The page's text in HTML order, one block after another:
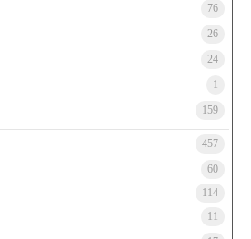
76
26
24
1
159
457
60
114
11